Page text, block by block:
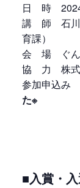
日 時 2024
講 師 石川
育課）
会 場 ぐん
協 力 株式
参加申込み
た※
■入賞・